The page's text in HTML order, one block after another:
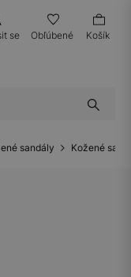
se Obľúbené Košík
sandály Kožené